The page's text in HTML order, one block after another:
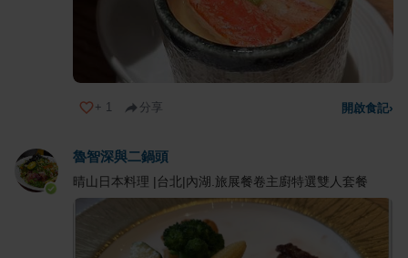
+ 1 分享 開啟食記›
魯智深與二鍋頭
晴山日本料理 |台北|內湖.旅展餐卷主廚特選雙人套餐